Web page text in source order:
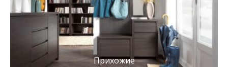
Прихожие